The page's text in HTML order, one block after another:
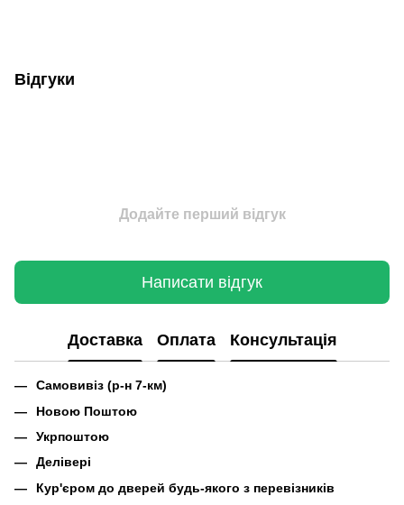
Відгуки
Додайте перший відгук
Написати відгук
Доставка Оплата Консультація
Самовивіз (р-н 7-км)
Новою Поштою
Укрпоштою
Делівері
Кур'єром до дверей будь-якого з перевізників